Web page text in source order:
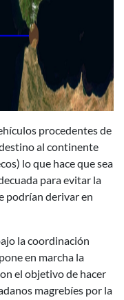
procedentes de
al continente
lo que hace que sea
para evitar la
podrían derivar en
la coordinación
en marcha la
el objetivo de hacer
magrebíes por la